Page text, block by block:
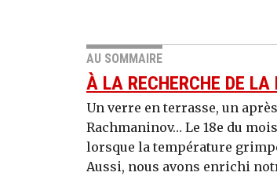
AU SOMMAIRE
À LA RECHERCHE DE LA
Un verre en terrasse, un
Rachmaninov… Le 18e du
lorsque la température
Aussi, nous avons enrichi